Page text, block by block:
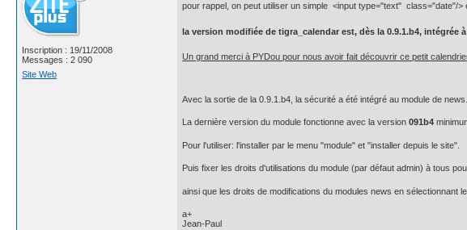
Inscription : 19/11/2008
Messages : 2 090
Site Web
pour rappel, on peut utiliser un simple <input type="text" class="date"/
la version modifiée de tigra_calendar est, dès la 0.9.1.b4, intégrée
Un grand merci à PYDou pour nous avoir fait découvrir ce petit
Avec la sortie de la 0.9.1.b4, la sécurité a été intégré au module de news.
La dernière version du module fonctionne avec la version091b4
Pour l'utiliser: l'installer par le menu "module" et "installer depuis le site".
Puis fixer les droits d'utilisations du module (par défaut admin) à tous
ainsi que les droits de modifications du modules news en sélectionnant
a+
Jean-Paul